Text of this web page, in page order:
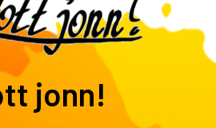
jonn!